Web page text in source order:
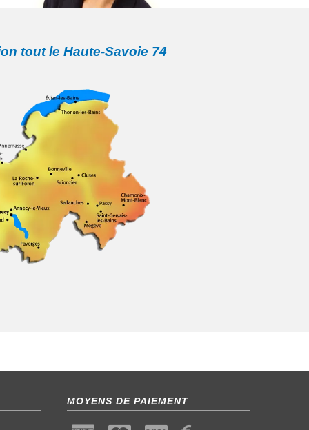
tout le Haute-Savoie 74
MOYENS DE PAIEMENT